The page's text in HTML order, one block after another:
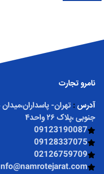
نامرو تجارت
آدرس : تهران-
جنوبی ،پلاک ۲۶ واحد۴
09123190087
09128337075
02126759709